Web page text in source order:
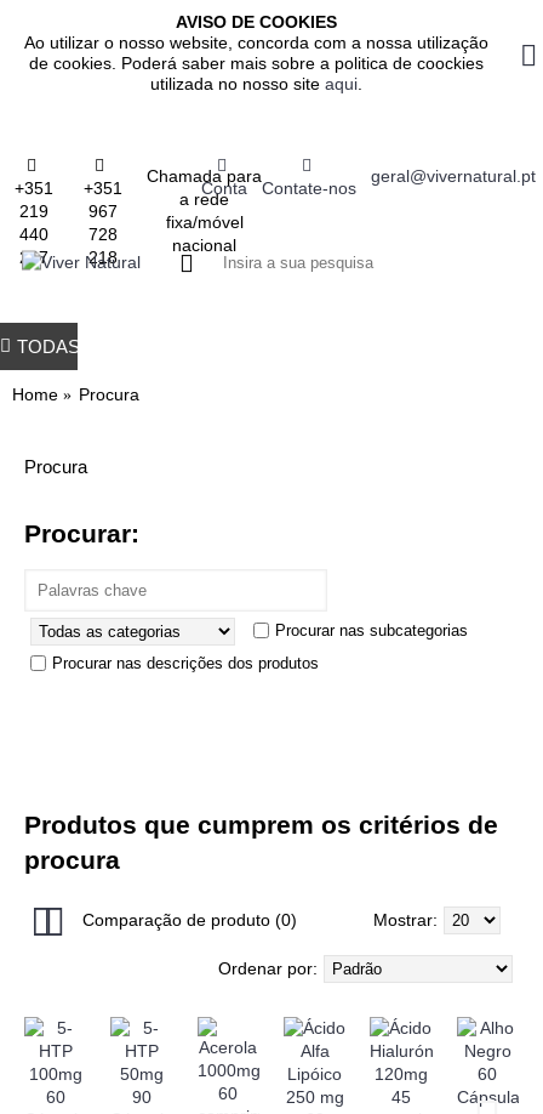
AVISO DE COOKIES
Ao utilizar o nosso website, concorda com a nossa utilização
de cookies. Poderá saber mais sobre a politica de coockies
utilizada no nosso site aqui
+351
219
440
237
+351
967
728
218
Chamada para
a rede
fixa/móvel
nacional
Conta Contate-nos
geral@vivernatural.pt
TODAS AS CATEGORIAS
Home Procura
Procura
Procurar:
Procurar nas subcategorias
Procurar nas descrições dos produtos
Produtos que cumprem os critérios de
procura
Comparação de produto (0) Mostrar:
Ordenar por: